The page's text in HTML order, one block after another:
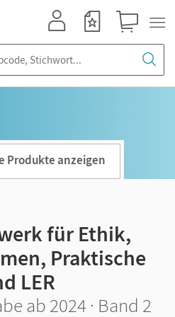
Produkte anzeigen
für Ethik,
Praktische
LER
ab 2024 · Band 2